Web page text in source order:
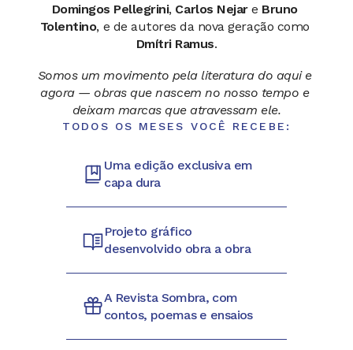
Domingos Pellegrini, Carlos Nejar e Bruno
Tolentino
Dmítri Ramus.
Somos um movimento pela literatura do aqui e
agora — obras que nascem no nosso tempo e
deixam marcas que atravessam ele.
TODOS OS MESES VOCÊ RECEBE:
Uma edição exclusiva em
capa dura
Projeto gráfico
desenvolvido obra a obra
A Revista Sombra, com
contos, poemas e ensaios